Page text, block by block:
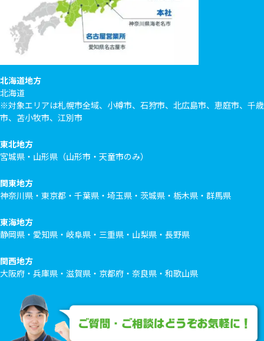
北海道地方
北海道
※対象エリアは札幌市全域、小樽市、石狩市、北広島市、恵庭市、千歳
市、苫小牧市、江別市
東北地方
宮城県・山形県（山形市・天童市のみ）
関東地方
神奈川県・東京都・千葉県・埼玉県・茨城県・栃木県・群馬県
東海地方
静岡県・愛知県・岐阜県・三重県・山梨県・長野県
関西地方
大阪府・兵庫県・滋賀県・京都府・奈良県・和歌山県